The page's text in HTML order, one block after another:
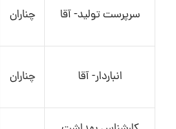
سرپرست تولید- آقا چناران
انباردار- آقا چناران